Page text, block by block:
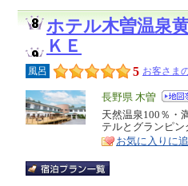
ホテル木曽温泉
ＫＥ
風呂 5 お客さま
エ
リ
ア
長野県 木曽
特
徴
天然温泉100％・
テルとグランピ
お気に入りに